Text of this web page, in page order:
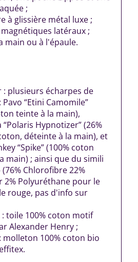
;
à glissière métal luxe ;
latéraux ;
main ou à l'épaule.
: plusieurs écharpes de
“Etini Camomile”
teinte à la main),
“Polaris Hypnotizer” (26%
déteinte à la main), et
“Spike” (100% coton
main) ; ainsi que du simili
Chlorofibre 22%
2% Polyuréthane pour le
rouge, pas d'info sur
toile 100% coton motif
Alexander Henry ;
molleton 100% coton bio